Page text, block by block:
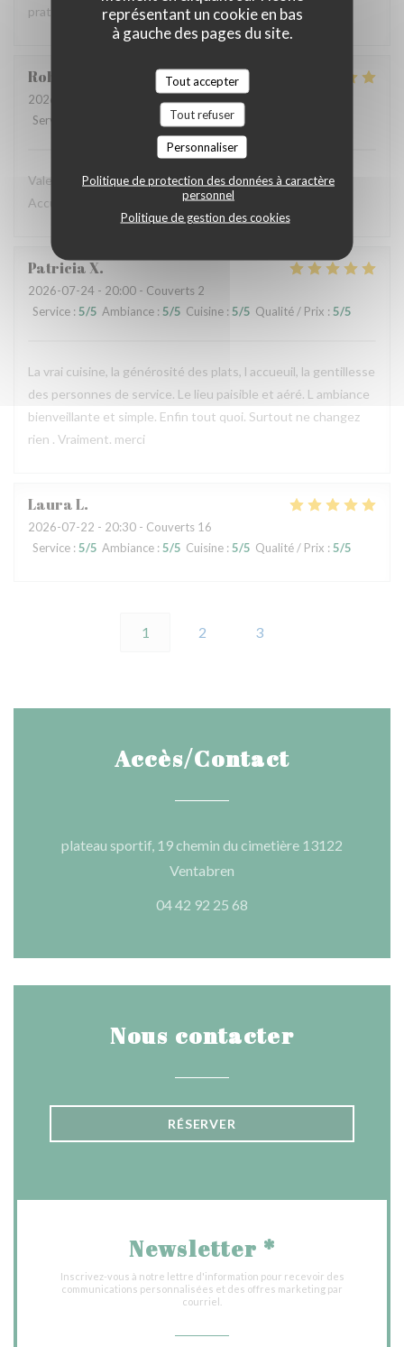
représentant un cookie en bas
à gauche des pages du site.
Tout accepter
Tout refuser
Personnaliser
Politique de protection des données à caractère
personnel
Politique de gestion des cookies
pratiques.
Robin
2026-07-29
- 20:30 - Couverts 4
Service
/5 Cuisine:
Valeur sûre de bonne cuisine italienne, cadre charmant.
Accueil sympathique.
PatriciaX
2026-07-24 - 20:00 - Couverts 2
Service : 5/5 Ambiance : 5/5 Cuisine : 5/5 Qualité / Prix : 5/5
La vrai cuisine, la générosité des plats, l accueuil, la gentillesse
des personnes de service. Le lieu paisible et aéré. L ambiance
bienveillante et simple. Enfin tout quoi. Surtout ne changez
rien . Vraiment. merci
LauraL
2026-07-22 - 20:30 - Couverts 16
Service : 5/5 Ambiance : 5/5 Cuisine : 5/5 Qualité / Prix : 5/5
1 2 3
Accès/Contact
plateau sportif, 19 chemin du cimetière 13122
Ventabren
04 42 92 25 68
Nous contacter
RÉSERVER
Newsletter *
Inscrivez-vous à notre lettre d'information pour recevoir des
communications personnalisées et des offres marketing par
courriel.